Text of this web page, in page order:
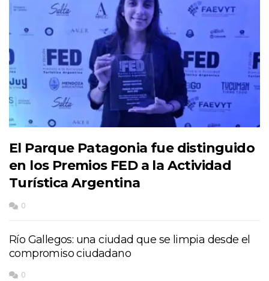
El Parque Patagonia fue distinguido
en los Premios FED a la Actividad
Turística Argentina
0
Río Gallegos: una ciudad que se limpia desde el
compromiso ciudadano
0